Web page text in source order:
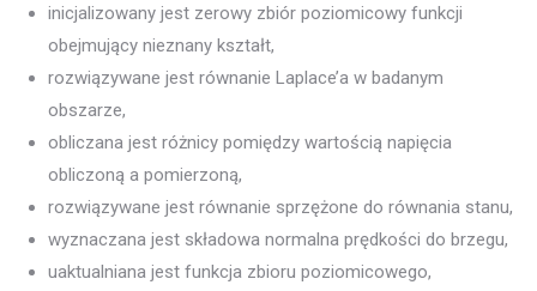
inicjalizowany jest zerowy zbiór poziomicowy funkcji
obejmujący nieznany kształt,
rozwiązywane jest równanie Laplace’a w badanym
obszarze,
obliczana jest różnicy pomiędzy wartością napięcia
obliczoną a pomierzoną,
rozwiązywane jest równanie sprzężone do równania stanu,
wyznaczana jest składowa normalna prędkości do brzegu,
uaktualniana jest funkcja zbioru poziomicowego,